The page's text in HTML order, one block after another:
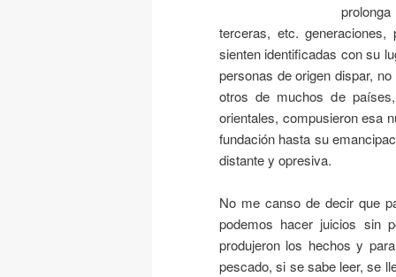
terceras, etc.
sienten identificadas con su
personas de origen dispar,
otros de muchos de
orientales, compusieron esa
fundación hasta su
distante y opresiva.
No me canso de decir que
podemos hacer juicios sin
produjeron los hechos y
pescado, si se sabe leer, se